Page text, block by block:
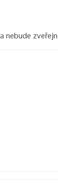
nebude